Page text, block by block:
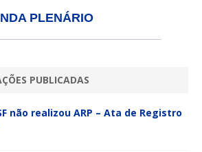
PLENÁRIO
PUBLICADAS
não realizou ARP – Ata de Registro